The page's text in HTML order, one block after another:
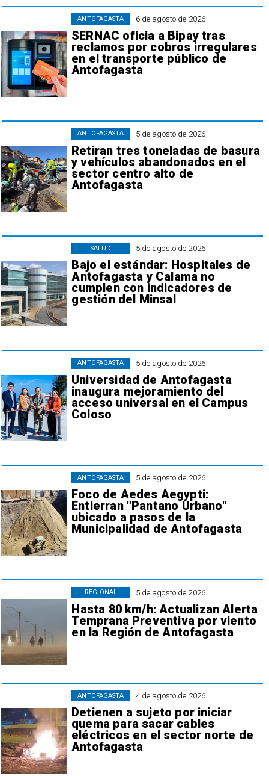
6 de agosto de 2026
SERNAC oficia a Bipay tras
reclamos por cobros irregulares
en el transporte público de
Antofagasta
ANTOFAGASTA
5 de agosto de 2026
Retiran tres toneladas de basura
y vehículos abandonados en el
sector centro alto de
Antofagasta
ANTOFAGASTA
5 de agosto de 2026
Bajo el estándar: Hospitales de
Antofagasta y Calama no
cumplen con indicadores de
gestión del Minsal
SALUD
5 de agosto de 2026
Universidad de Antofagasta
inaugura mejoramiento del
acceso universal en el Campus
Coloso
ANTOFAGASTA
5 de agosto de 2026
Foco de Aedes Aegypti:
Entierran "Pantano Urbano"
ubicado a pasos de la
Municipalidad de Antofagasta
ANTOFAGASTA
5 de agosto de 2026
Hasta 80 km/h: Actualizan Alerta
Temprana Preventiva por viento
en la Región de Antofagasta
REGIONAL
4 de agosto de 2026
Detienen a sujeto por iniciar
quema para sacar cables
eléctricos en el sector norte de
Antofagasta
ANTOFAGASTA